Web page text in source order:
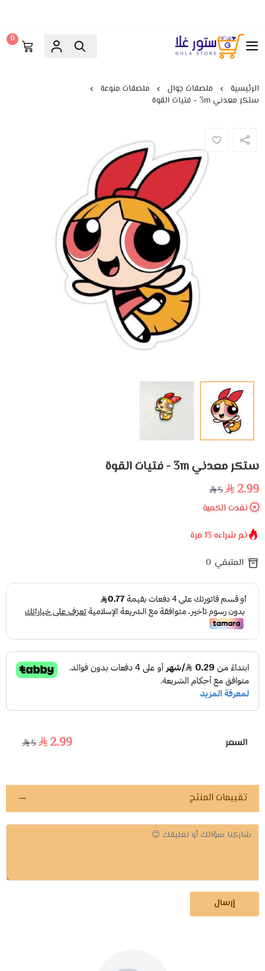
ستور غلا
0
الرئيسية ملصقات جوال
ملصقات منوعة
ستكر معدني 3m - فتيات القوة
ستكر معدني 3m - فتيات القوة
2.99
5
نفدت الكمية
تم شراءه 13 مرة
المتبقي 0
السعر 2.99
5
تقييمات المنتج
إرسال